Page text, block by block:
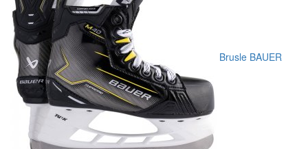
Brusle BAUER